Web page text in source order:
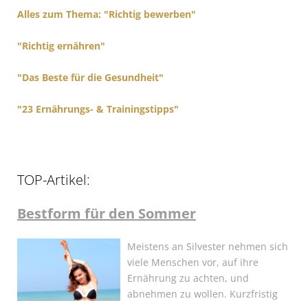
Alles zum Thema: "Richtig bewerben"
"Richtig ernähren"
"Das Beste für die Gesundheit"
"23 Ernährungs- & Trainingstipps"
TOP-Artikel:
Bestform für den Sommer
Meistens an Silvester nehmen sich
viele Menschen vor, auf ihre
Ernährung zu achten, und
abnehmen zu wollen. Kurzfristig